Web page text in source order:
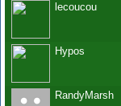
lecoucou
Hypos
RandyMarsh